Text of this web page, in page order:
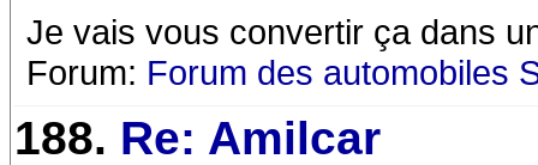
Je vais vous convertir ça dans
Forum: Forum des automobiles
188. Re: Amilcar